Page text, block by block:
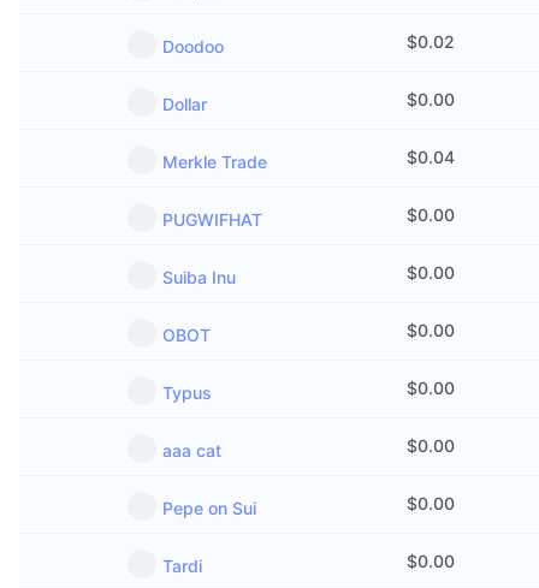
Doodoo $0.02
Dollar $0.00
Merkle Trade $0.04
PUGWIFHAT $0.00
Suiba Inu $0.00
OBOT $0.00
Typus $0.00
aaa cat $0.00
Pepe on Sui $0.00
Tardi $0.00